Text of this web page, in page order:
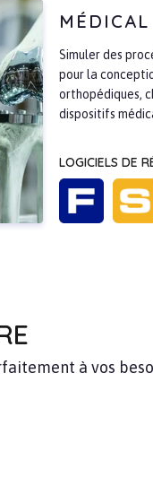
MÉDICAL
Simuler des
pour la
orthopédiques,
dispositifs
LOGICIELS DE
à vos